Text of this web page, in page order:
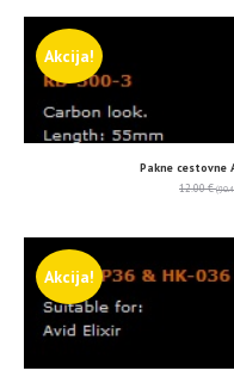
Akcija!
Pakne
12.00€
Akcija!